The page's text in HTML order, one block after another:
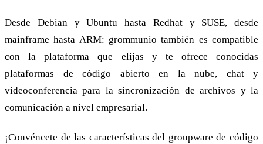
Desde Debian y Ubuntu hasta Redhat y SUSE, desde
mainframe hasta ARM: grommunio también es compatible
con la plataforma que elijas y te ofrece conocidas
plataformas de código abierto en la nube, chat y
videoconferencia para la sincronización de archivos y la
comunicación a nivel empresarial.
¡Convéncete de las características del groupware de código